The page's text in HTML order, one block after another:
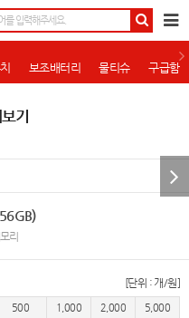
보조배터리 물티슈 구급함
기
리
[단위 : 개/원]
500 1,000 2,000
5,000